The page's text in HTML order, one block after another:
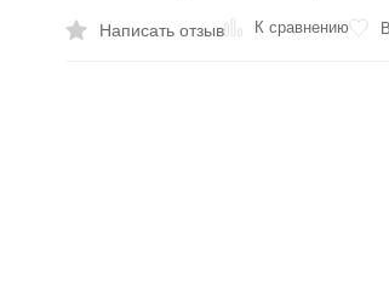
Написать отзыв К сравнению